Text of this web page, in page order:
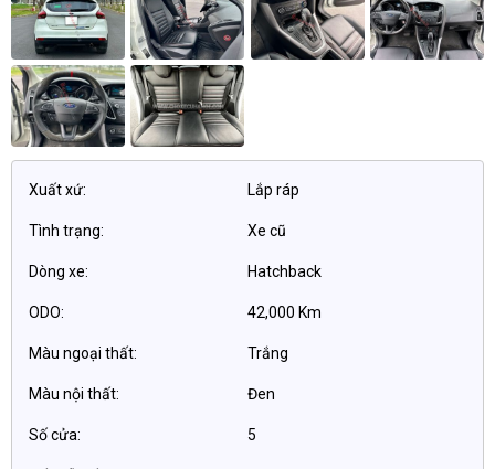
Xuất xứ: Lắp ráp
Tình trạng: Xe cũ
Dòng xe: Hatchback
ODO: 42,000 Km
Màu ngoại thất: Trắng
Màu nội thất: Đen
Số cửa: 5